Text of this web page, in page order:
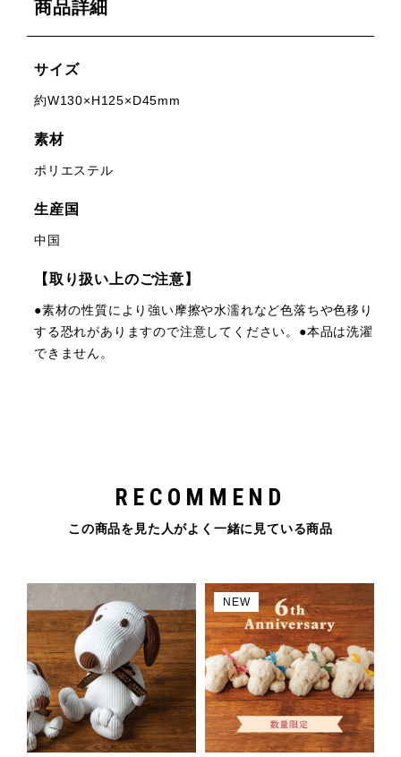
商品詳細
サイズ
約W130×H125×D45mm
素材
ポリエステル
生産国
中国
【取り扱い上のご注意】
●素材の性質により強い摩擦や水濡れなど色落ちや色移り
する恐れがありますので注意してください。●本品は洗濯
できません。
RECOMMEND
この商品を見た人がよく一緒に見ている商品
NEW